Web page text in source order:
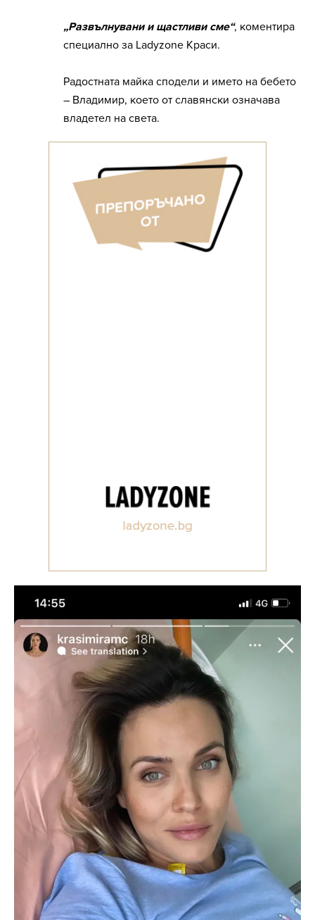
„Развълнувани и щастливи сме“, коментира
специално за Ladyzone Краси.
Радостната майка сподели и името на бебето
– Владимир, което от славянски означава
владетел на света.